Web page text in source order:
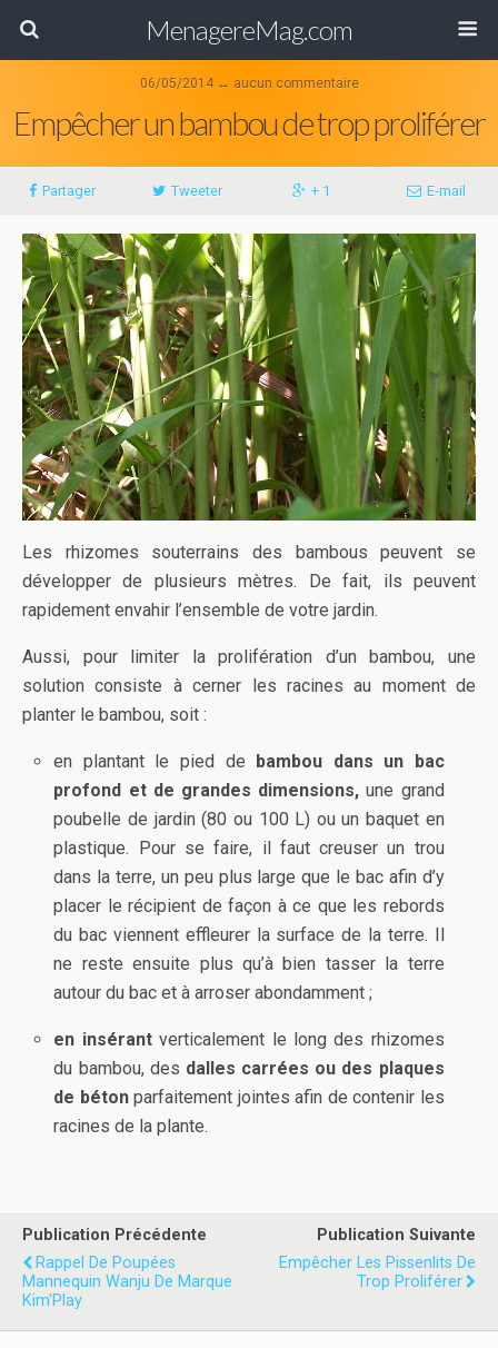
MenagereMag.com
06/05/2014 ↔ aucun commentaire
Empêcher un bambou de trop proliférer
Partager Tweeter + 1 E-mail
Les rhizomes souterrains des bambous peuvent se
développer de plusieurs mètres. De fait, ils peuvent
rapidement envahir l’ensemble de votre jardin.
Aussi, pour limiter la prolifération d’un bambou, une
solution consiste à cerner les racines au moment de
planter le bambou, soit :
en plantant le pied de
bambou dans un bac
profond et de grandes dimensions,une grand
poubelle de jardin (80 ou 100 L) ou un baquet en
plastique. Pour se faire, il faut creuser un trou
dans la terre, un peu plus large que le bac afin d’y
placer le récipient de façon à ce que les rebords
du bac viennent effleurer la surface de la terre. Il
ne reste ensuite plus qu’à bien tasser la terre
autour du bac et à arroser abondamment ;
en insérantverticalement le long des rhizomes
du bambou, des dalles carrées ou des plaques
de bétonparfaitement jointes afin de contenir les
racines de la plante.
Publication Précédente
Rappel De Poupées
Mannequin Wanju De Marque
Kim'Play
Publication Suivante
Empêcher Les Pissenlits De
Trop Proliférer